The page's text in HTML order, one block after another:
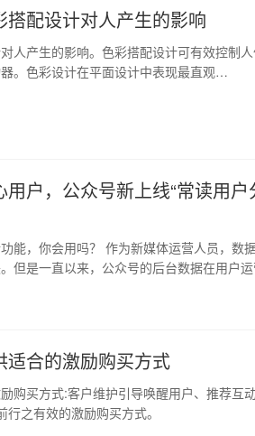
搭配设计对人产生的影响
产生的影响。色彩搭配设计可有效控制人
。色彩设计在平面设计中表现最直观…
户，公众号新上线“常读用户
能，你会用吗？ 作为新媒体运营人员，数
但是一直以来，公众号的后台数据在用户
适合的激励购买方式
买方式:客户维护引导唤醒用户、推荐互
之有效的激励购买方式。